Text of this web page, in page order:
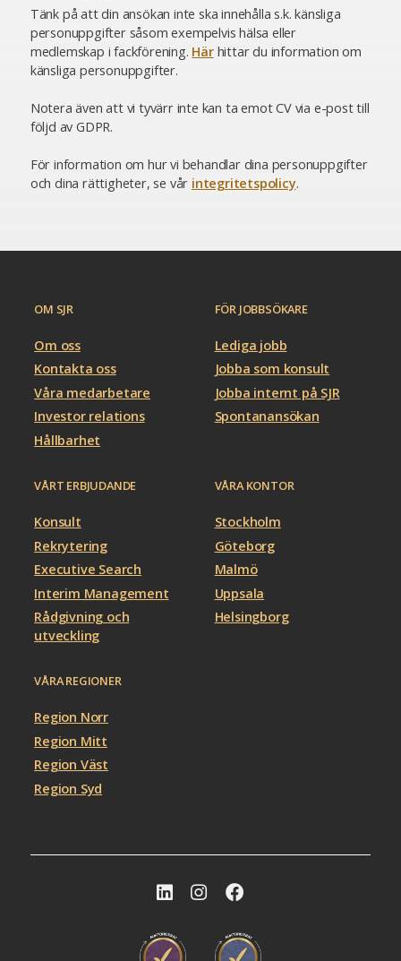
Tänk på att din ansökan inte ska innehålla s.k. känsliga
personuppgifter såsom exempelvis hälsa eller
medlemskap i fackförening. Härhittar du information om
känsliga personuppgifter.
Notera även att vi tyvärr inte kan ta emot CV via e-post till
följd av GDPR.
För information om hur vi behandlar dina personuppgifter
och dina rättigheter, se vår integritetspolicy.
OM SJR
Om oss
Kontakta oss
Våra medarbetare
Investor relations
Hållbarhet
FÖR JOBBSÖKARE
Lediga jobb
Jobba som konsult
Jobba internt på SJR
Spontanansökan
VÅRT ERBJUDANDE
Konsult
Rekrytering
Executive Search
Interim Management
Rådgivning och
utveckling
VÅRA KONTOR
Stockholm
Göteborg
Malmö
Uppsala
Helsingborg
VÅRA REGIONER
Region Norr
Region Mitt
Region Väst
Region Syd